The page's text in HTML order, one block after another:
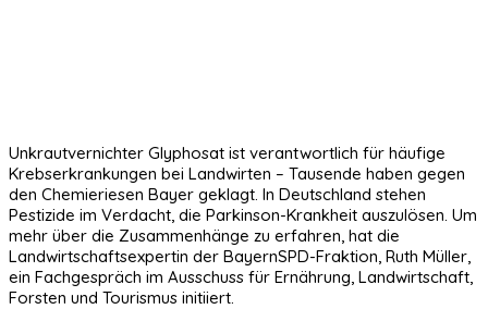
Unkrautvernichter Glyphosat ist verantwortlich für häufige
Krebserkrankungen bei Landwirten – Tausende haben gegen
den Chemieriesen Bayer geklagt. In Deutschland stehen
Pestizide im Verdacht, die Parkinson-Krankheit auszulösen. Um
mehr über die Zusammenhänge zu erfahren, hat die
Landwirtschaftsexpertin der BayernSPD-Fraktion, Ruth Müller,
ein Fachgespräch im Ausschuss für Ernährung, Landwirtschaft,
Forsten und Tourismus initiiert.